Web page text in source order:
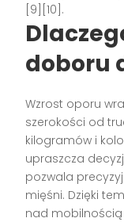
[9][10].
doboru
Wzrost oporu
szerokości od
kilogramów i
upraszcza
pozwala
mięśni. Dzięki
nad